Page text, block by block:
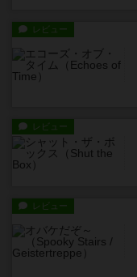
レビュー
レビュー
レビュー